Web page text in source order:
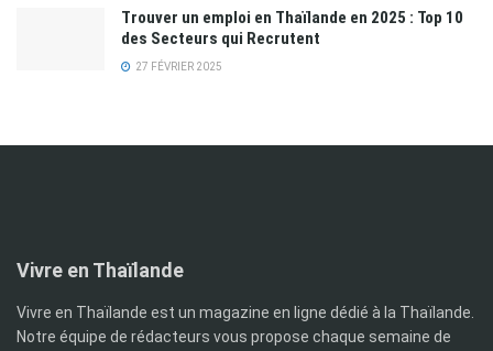
Trouver un emploi en Thaïlande en 2025 : Top 10
des Secteurs qui Recrutent
27 FÉVRIER 2025
Vivre en Thaïlande
Vivre en Thaïlande est un magazine en ligne dédié à la Thaïlande.
Notre équipe de rédacteurs vous propose chaque semaine de